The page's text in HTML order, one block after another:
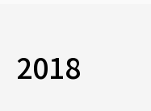
2018